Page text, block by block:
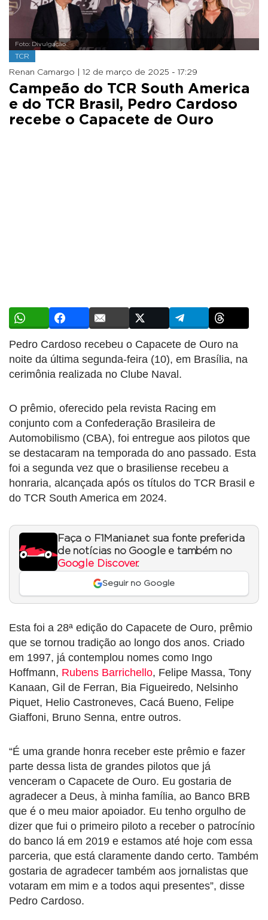
Foto: Divulgação
TCR
Renan Camargo | 12 de março de 2025 - 17:29
Campeão do TCR South America
e do TCR Brasil, Pedro Cardoso
recebe o Capacete de Ouro
Pedro Cardoso recebeu o Capacete de Ouro na
noite da última segunda-feira (10), em Brasília, na
cerimônia realizada no Clube Naval.
O prêmio, oferecido pela revista Racing em
conjunto com a Confederação Brasileira de
Automobilismo (CBA), foi entregue aos pilotos que
se destacaram na temporada do ano passado. Esta
foi a segunda vez que o brasiliense recebeu a
honraria, alcançada após os títulos do TCR Brasil e
do TCR South America em 2024.
Faça o F1Mania.net sua fonte preferida
de notícias no Google e também no
Google Discover.
Seguir no Google
Esta foi a 28ª edição do Capacete de Ouro, prêmio
que se tornou tradição ao longo dos anos. Criado
em 1997, já contemplou nomes como Ingo
Hoffmann, Rubens Barrichello, Felipe Massa, Tony
Kanaan, Gil de Ferran, Bia Figueiredo, Nelsinho
Piquet, Helio Castroneves, Cacá Bueno, Felipe
Giaffoni, Bruno Senna, entre outros.
“É uma grande honra receber este prêmio e fazer
parte dessa lista de grandes pilotos que já
venceram o Capacete de Ouro. Eu gostaria de
agradecer a Deus, à minha família, ao Banco BRB
que é o meu maior apoiador. Eu tenho orgulho de
dizer que fui o primeiro piloto a receber o patrocínio
do banco lá em 2019 e estamos até hoje com essa
parceria, que está claramente dando certo. Também
gostaria de agradecer também aos jornalistas que
votaram em mim e a todos aqui presentes”, disse
Pedro Cardoso.